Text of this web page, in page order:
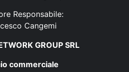
Responsabile:
Cangemi
GROUP SRL
commerciale